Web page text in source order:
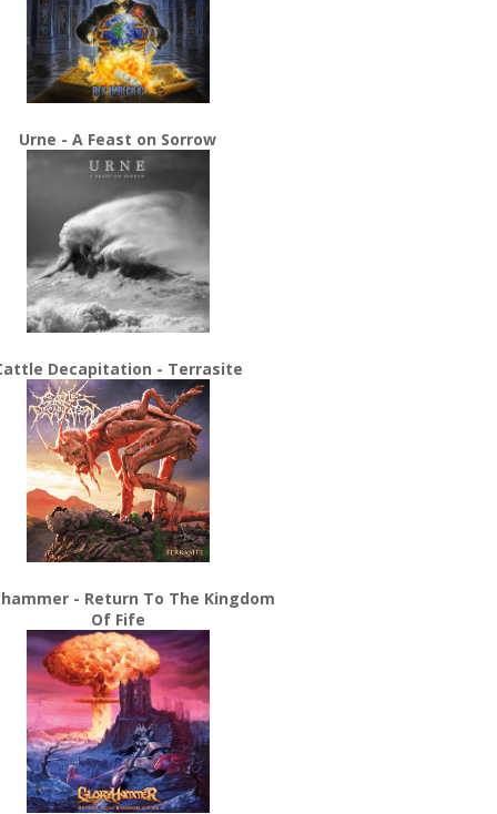
Urne - A Feast on Sorrow
Decapitation - Terrasite
- Return To The Kingdom
Of Fife